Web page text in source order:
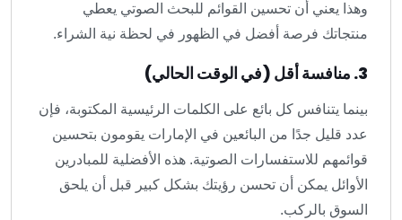
وهذا يعني أن تحسين القوائم للبحث الصوتي يعطي
منتجاتك فرصة أفضل في الظهور في لحظة نية الشراء.
3. منافسة أقل (في الوقت الحالي)
بينما يتنافس كل بائع على الكلمات الرئيسية المكتوبة، فإن
عدد قليل جدًا من البائعين في الإمارات يقومون بتحسين
قوائمهم للاستفسارات الصوتية. هذه الأفضلية للمبادرين
الأوائل يمكن أن تحسن رؤيتك بشكل كبير قبل أن يلحق
السوق بالركب.